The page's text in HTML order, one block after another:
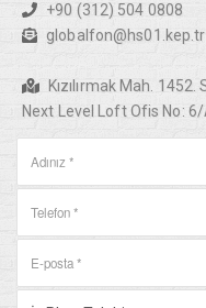
+90 (312) 504 0808
globalfon@hs01.kep.tr
Kızılırmak Mah. 1452.
Next Level Loft Ofis No: